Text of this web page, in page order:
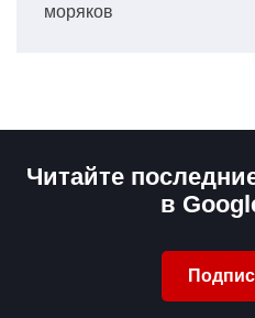
моряков
Читайте
в